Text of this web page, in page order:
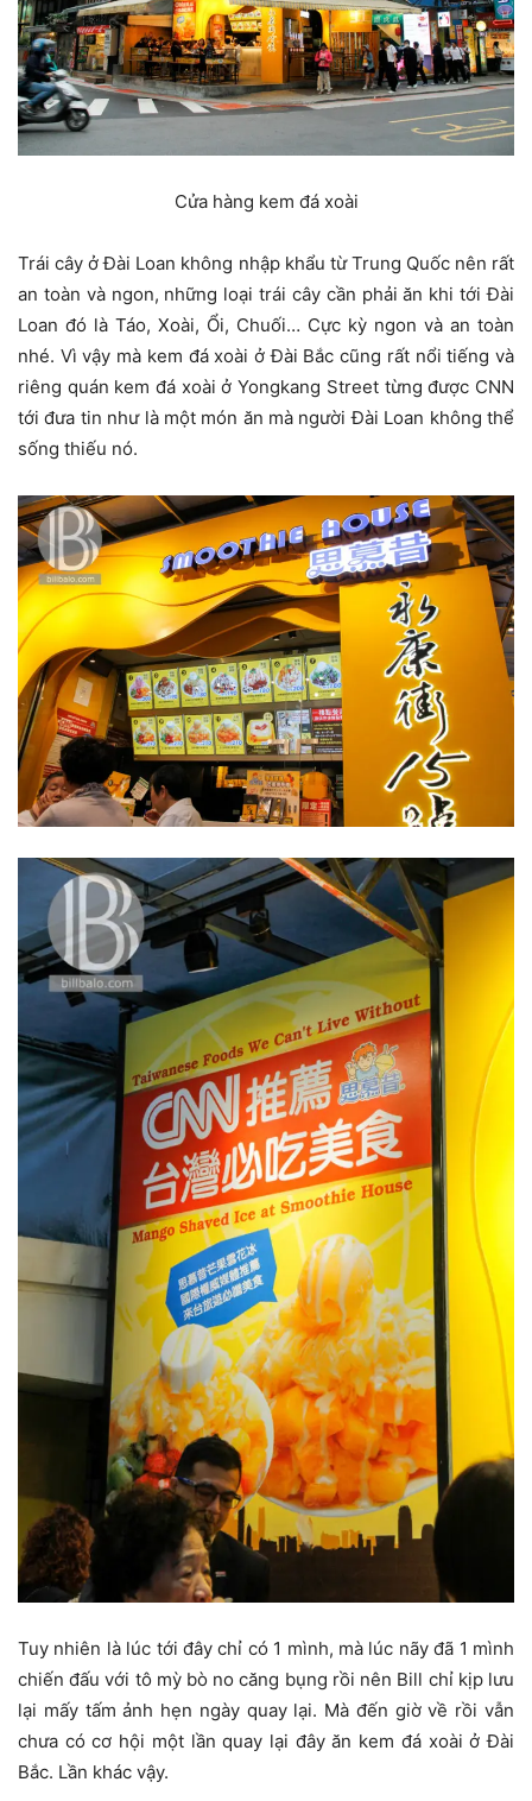
Cửa hàng kem đá xoài
Trái cây ở Đài Loan không nhập khẩu từ Trung Quốc nên rất
an toàn và ngon, những loại trái cây cần phải ăn khi tới Đài
Loan đó là Táo, Xoài, Ổi, Chuối… Cực kỳ ngon và an toàn
nhé. Vì vậy mà kem đá xoài ở Đài Bắc cũng rất nổi tiếng và
riêng quán kem đá xoài ở Yongkang Street từng được CNN
tới đưa tin như là một món ăn mà người Đài Loan không thể
sống thiếu nó.
Tuy nhiên là lúc tới đây chỉ có 1 mình, mà lúc nãy đã 1 mình
chiến đấu với tô mỳ bò no căng bụng rồi nên Bill chỉ kịp lưu
lại mấy tấm ảnh hẹn ngày quay lại. Mà đến giờ về rồi vẫn
chưa có cơ hội một lần quay lại đây ăn kem đá xoài ở Đài
Bắc. Lần khác vậy.